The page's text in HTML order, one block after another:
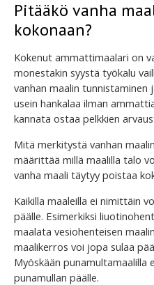
Pitääkö vanha
kokonaan?
Kokenut ammattimaalari on
monestakin syystä työkalu
vanhan maalin tunnistaminen
usein hankalaa ilman
kannata ostaa pelkkien
Mitä merkitystä vanhan
määrittää millä maalilla talo
vanha maali täytyy poistaa
Kaikilla maaleilla ei nimittäin
päälle. Esimerkiksi
maalata vesiohenteisen
maalikerros voi jopa sulaa
Myöskään punamultamaalilla
punamullan päälle.